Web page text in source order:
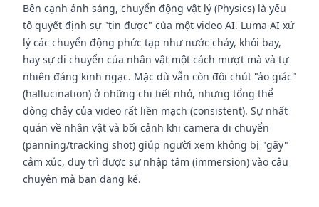
Bên cạnh ánh sáng, chuyển động vật lý (Physics) là yếu
tố quyết định sự "tin được" của một video AI. Luma AI xử
lý các chuyển động phức tạp như nước chảy, khói bay,
hay sự di chuyển của nhân vật một cách mượt mà và tự
nhiên đáng kinh ngạc. Mặc dù vẫn còn đôi chút "ảo giác"
(hallucination) ở những chi tiết nhỏ, nhưng tổng thể
dòng chảy của video rất liền mạch (consistent). Sự nhất
quán về nhân vật và bối cảnh khi camera di chuyển
(panning/tracking shot) giúp người xem không bị "gãy"
cảm xúc, duy trì được sự nhập tâm (immersion) vào câu
chuyện mà bạn đang kể.